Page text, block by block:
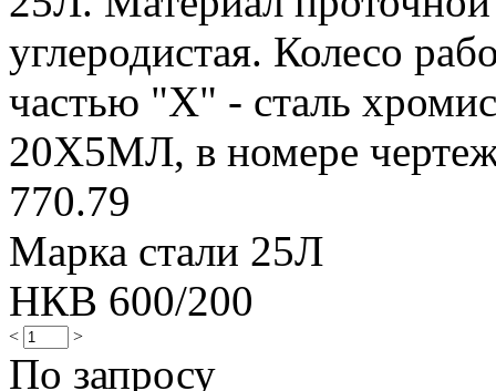
углеродистая. Колесо
частью "Х" - сталь
20Х5МЛ, в номере
770.79
Марка стали 25Л
НКВ 600/200
< >
По запросу